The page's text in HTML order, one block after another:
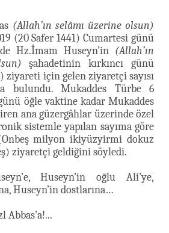
(Allah’ın selâmı üzerine olsun)
(20 Safer 1441) Cumartesi günü
Hz.İmam Huseyn’in (Allah’ın
şahadetinin kırkıncı günü
için gelen ziyaretçi sayısı
bulundu. Mukaddes Türbe 6
öğle vaktine kadar Mukaddes
ana güzergâhlar üzerinde özel
sistemle yapılan sayıma göre
milyon ikiyüzyirmi dokuz
ziyaretçi geldiğini söyledi.
Huseyn’in oğlu Ali’ye,
Huseyn’in dostlarına…
Abbas’a!...